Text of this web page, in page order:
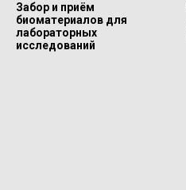
Забор и приём
биоматериалов для
лабораторных
исследований